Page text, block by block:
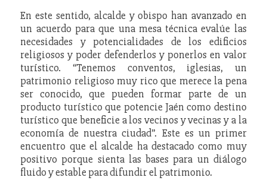
En este sentido, alcalde y obispo han avanzado en
un acuerdo para que una mesa técnica evalúe las
necesidades y potencialidades de los edificios
religiosos y poder defenderlos y ponerlos en valor
turístico. “Tenemos conventos, iglesias, un
patrimonio religioso muy rico que merece la pena
ser conocido, que pueden formar parte de un
producto turístico que potencie Jaén como destino
turístico que beneficie a los vecinos y vecinas y a la
economía de nuestra ciudad”. Este es un primer
encuentro que el alcalde ha destacado como muy
positivo porque sienta las bases para un diálogo
fluido y estable para difundir el patrimonio.